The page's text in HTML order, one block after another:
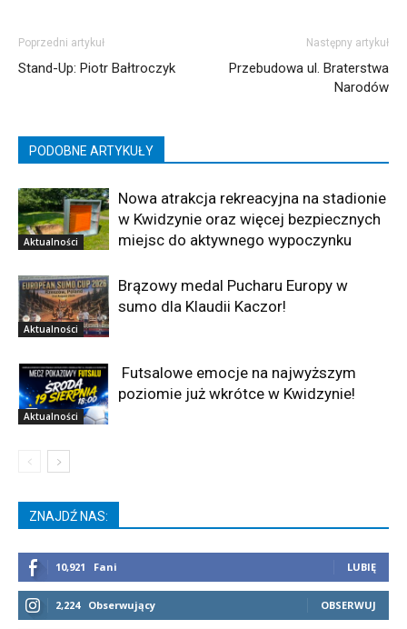
Poprzedni artykuł
Stand-Up: Piotr Bałtroczyk
Następny artykuł
Przebudowa ul. Braterstwa
Narodów
PODOBNE ARTYKUŁY
Aktualności
Nowa atrakcja rekreacyjna na stadionie
w Kwidzynie oraz więcej bezpiecznych
miejsc do aktywnego wypoczynku
Aktualności
Brązowy medal Pucharu Europy w
sumo dla Klaudii Kaczor!
Aktualności
Futsalowe emocje na najwyższym
poziomie już wkrótce w Kwidzynie!
ZNAJDŹ NAS:
10,921 Fani LUBIĘ
2,224 Obserwujący OBSERWUJ